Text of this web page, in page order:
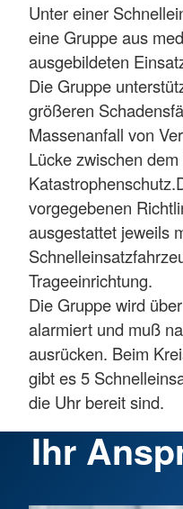
Unter einer
eine Gruppe aus
ausgebildeten
Die Gruppe
größeren
Massenanfall von
Lücke zwischen
vorgegebenen
ausgestattet jeweils
Trageeinrichtung.
Die Gruppe wird
alarmiert und muß
ausrücken. Beim
gibt es 5
die Uhr bereit sind.
Ihr